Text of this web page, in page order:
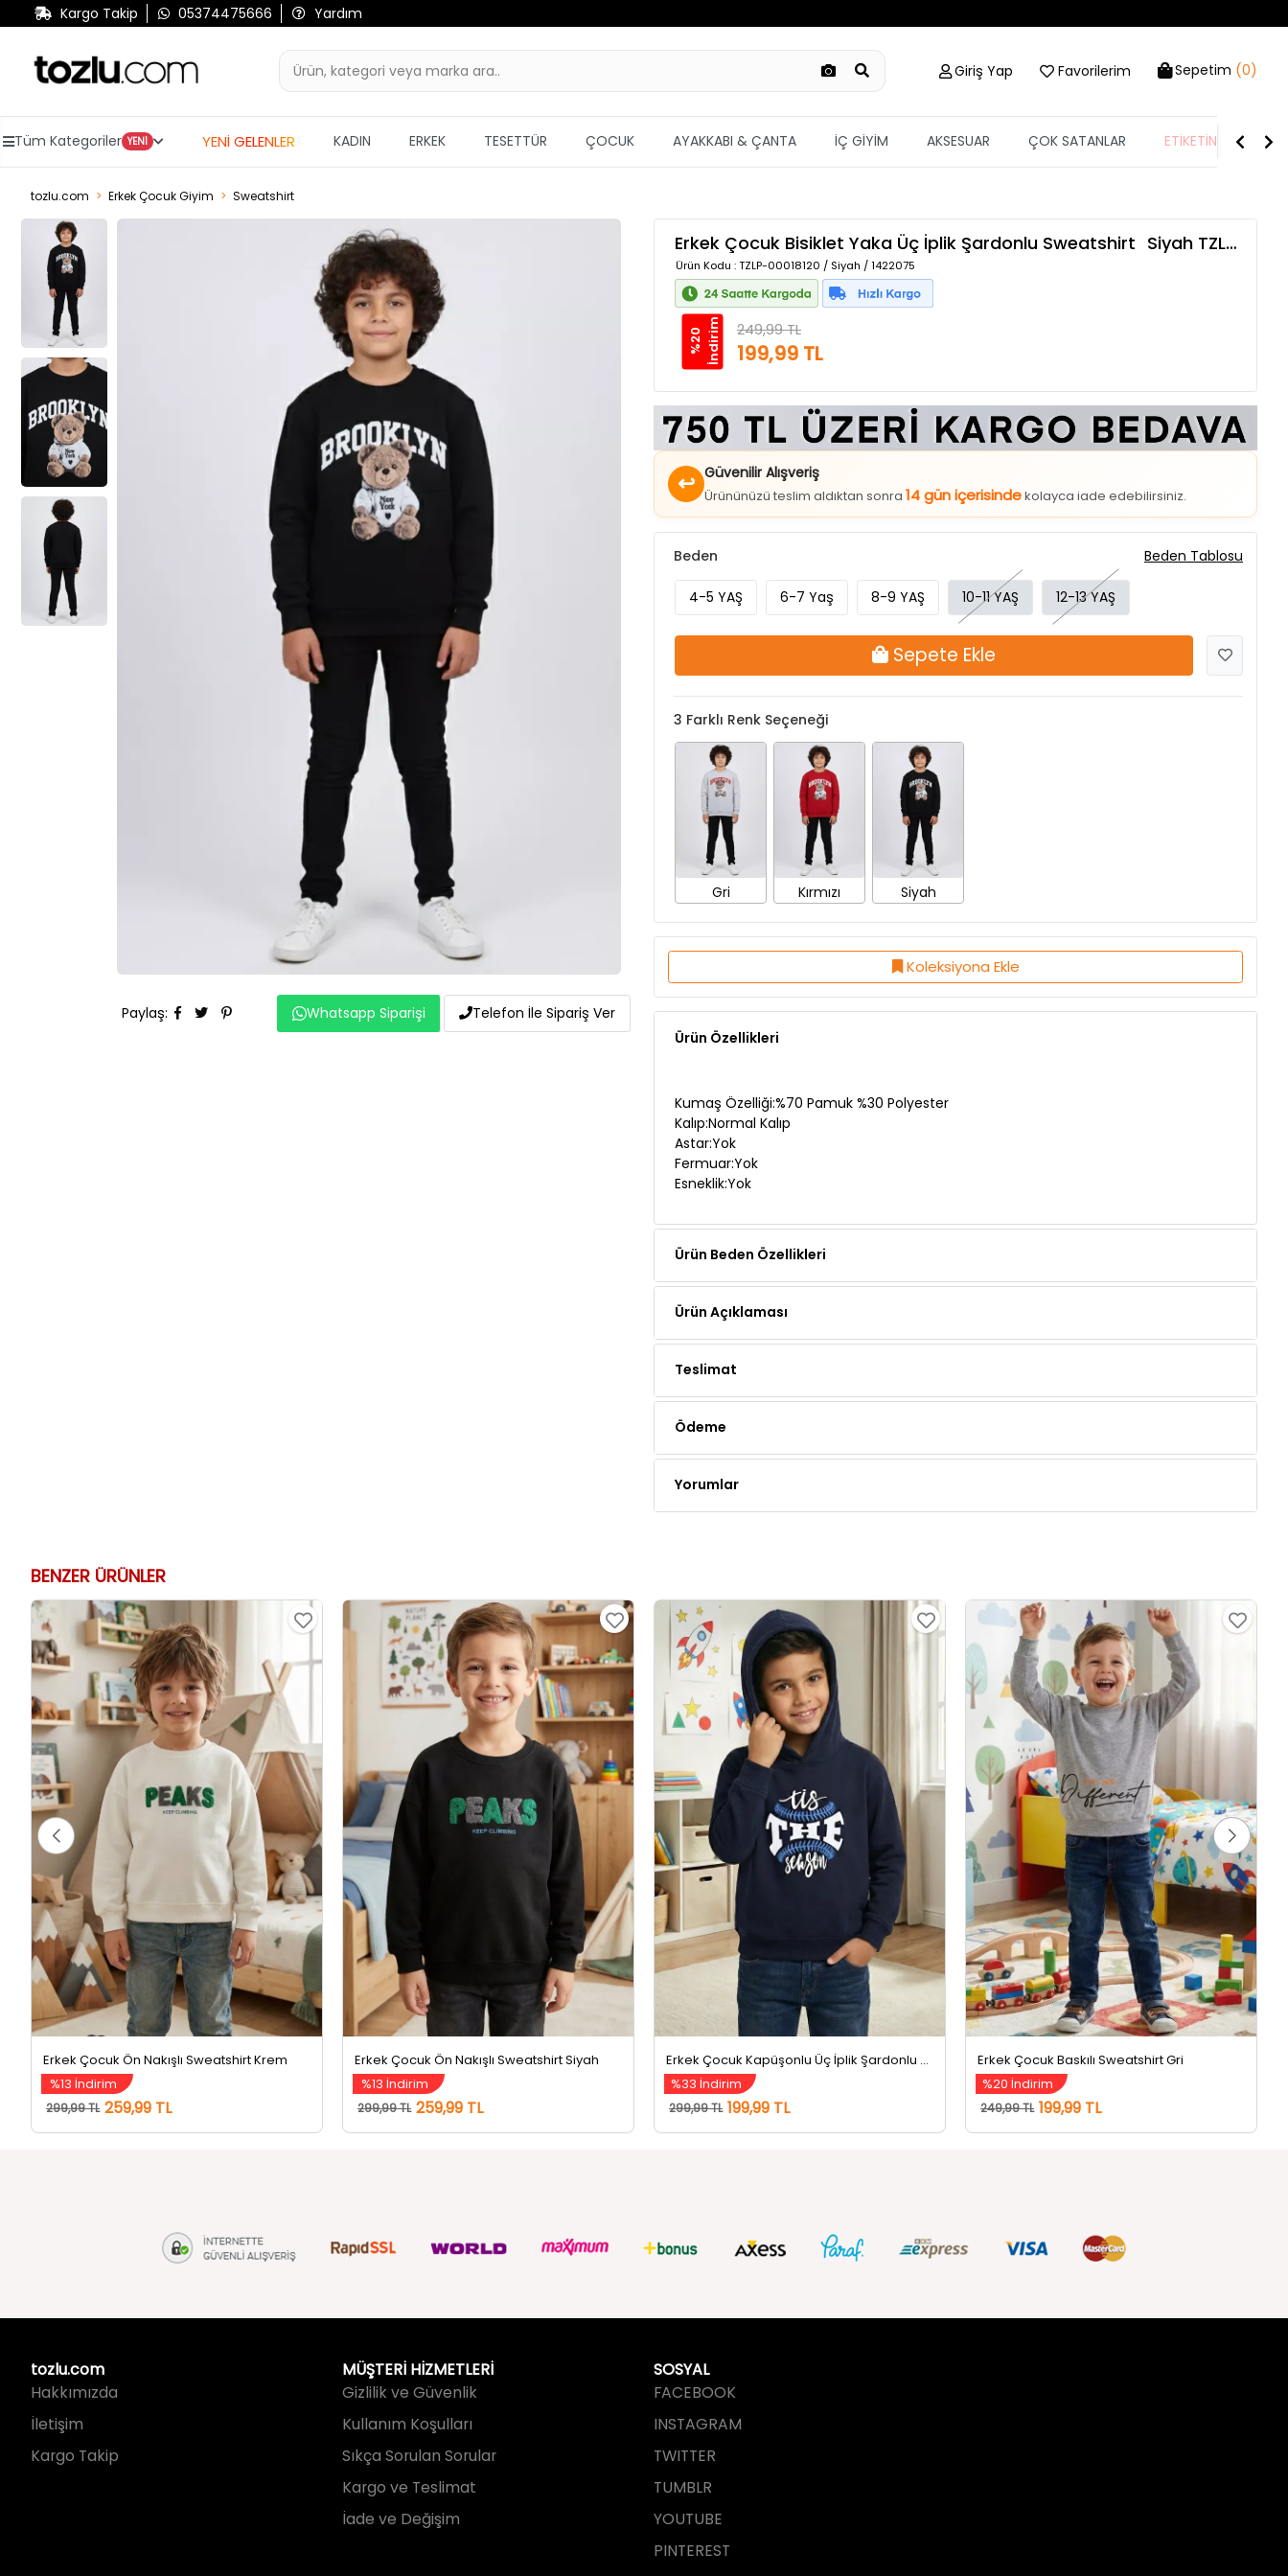
Kargo Takip 05374475666 Yardım
Giriş Yap Favorilerim Sepetim (0)
Tüm Kategoriler YENİ YENİ GELENLER KADIN ERKEK TESETTÜR ÇOCUK AYAKKABI & ÇANTA İÇ GİYİM AKSESUAR ÇOK SATANLAR ETİKETİN YARISI
tozlu.com Erkek Çocuk Giyim Sweatshirt
Paylaş: Whatsapp Siparişi Telefon İle Sipariş Ver
Erkek Çocuk Bisiklet Yaka Üç İplik Şardonlu Sweatshirt Siyah TZLP-00018120
Ürün Kodu : TZLP-00018120 / Siyah / 1422075
%
2
0
İ
n
d
i
r
i m 249,99 TL
199,99 TL
↩ Güvenilir Alışveriş
Ürününüzü teslim aldıktan sonra14 gün içerisindekolayca iade edebilirsiniz.
4-5 YAŞ
Sepete Ekle
3Farklı Renk Seçeneği
Gri Kırmızı Siyah
Koleksiyona Ekle
Ürün Özellikleri
Astar:Yok
Fermuar:Yok
Esneklik:Yok
Teslimat
Erkek Çocuk Ön Nakışlı Sweatshirt Krem
%13 İndirim
299,99 TL 259,99 TL
Erkek Çocuk Ön Nakışlı Sweatshirt Siyah
%13 İndirim
299,99 TL 259,99 TL
%33 İndirim
299,99 TL 199,99 TL
Erkek Çocuk Baskılı Sweatshirt Gri
%20 İndirim
249,99 TL 199,99 TL
tozlu.com
İletişim
Kargo Takip
MÜŞTERİ HİZMETLERİ
Kullanım Koşulları
SOSYAL
INSTAGRAM